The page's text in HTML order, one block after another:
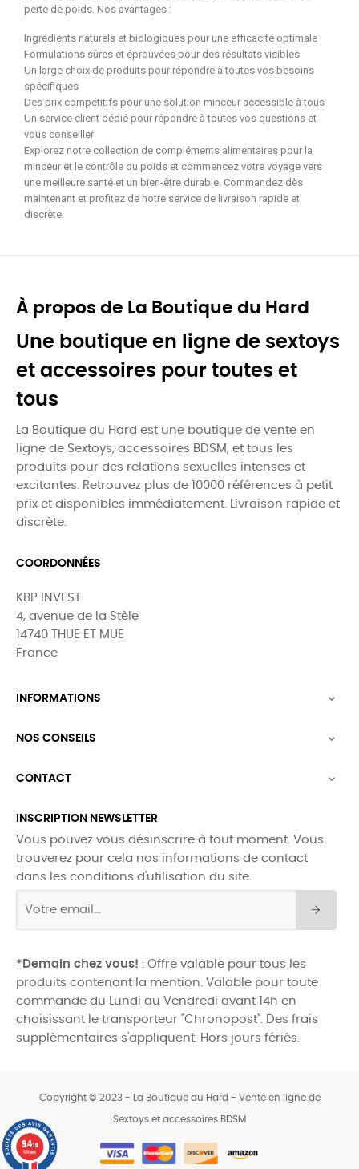
perte de poids. Nos avantages :
Ingrédients naturels et biologiques pour une efficacité optimale
Formulations sûres et éprouvées pour des résultats visibles
Un large choix de produits pour répondre à toutes vos besoins
spécifiques
Des prix compétitifs pour une solution minceur accessible à tous
Un service client dédié pour répondre à toutes vos questions et
vous conseiller
Explorez notre collection de compléments alimentaires pour la
minceur et le contrôle du poids et commencez votre voyage vers
une meilleure santé et un bien-être durable. Commandez dès
maintenant et profitez de notre service de livraison rapide et
discrète.
À propos de La Boutique du Hard
Une boutique en ligne de sextoys
et accessoires pour toutes et
tous
La Boutique du Hard est une boutique de vente en
ligne de Sextoys, accessoires BDSM, et tous les
produits pour des relations sexuelles intenses et
excitantes. Retrouvez plus de 10000 références à petit
prix et disponibles immédiatement. Livraison rapide et
discrète.
COORDONNÉES
KBP INVEST
4, avenue de la Stèle
14740 THUE ET MUE
France
INFORMATIONS 
NOS CONSEILS 
CONTACT 
INSCRIPTION NEWSLETTER
Vous pouvez vous désinscrire à tout moment. Vous
trouverez pour cela nos informations de contact
dans les conditions d'utilisation du site.
*Demain chez vous! : Offre valable pour tous les
produits contenant la mention. Valable pour toute
commande du Lundi au Vendredi avant 14h en
choisissant le transporteur "Chronopost". Des frais
supplémentaires s'appliquent. Hors jours fériés.
Copyright © 2023 - La Boutique du Hard - Vente en ligne de
Sextoys et accessoires BDSM
0
9.4/10
614 avis